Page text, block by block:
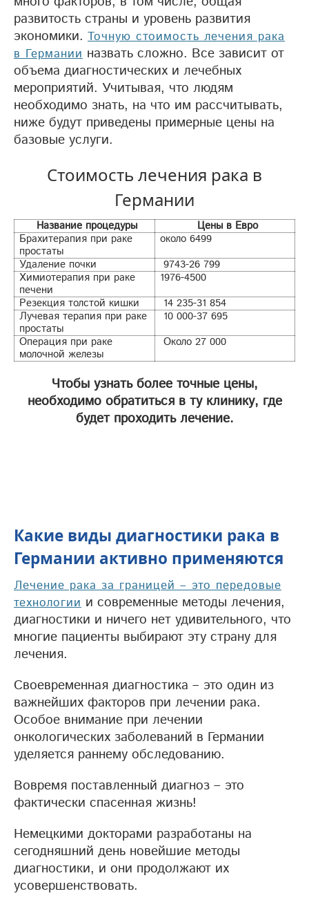
развитость страны и уровень развития
экономики. Точную стоимость лечения рака
в Германии назвать сложно. Все зависит от
объема диагностических и лечебных
мероприятий. Учитывая, что людям
необходимо знать, на что им рассчитывать,
ниже будут приведены примерные цены на
базовые услуги.
Стоимость лечения рака в
Германии
Название процедуры
Цены в Евро
Брахитерапия при раке
простаты
около 6499
Удаление почки
9743-26 799
Химиотерапия при раке
печени
1976-4500
Резекция толстой кишки
14 235-31 854
Лучевая терапия при раке
простаты
10 000-37 695
Операция при раке
молочной железы
Около 27 000
Чтобы узнать более точные цены,
необходимо обратиться в ту клинику, где
будет проходить лечение.
Какие виды диагностики рака в
Германии активно применяются
Лечение рака за границей – это передовые
технологии и современные методы лечения,
диагностики и ничего нет удивительного, что
многие пациенты выбирают эту страну для
лечения.
Своевременная диагностика – это один из
важнейших факторов при лечении рака.
Особое внимание при лечении
онкологических заболеваний в Германии
уделяется раннему обследованию.
Вовремя поставленный диагноз – это
фактически спасенная жизнь!
Немецкими докторами разработаны на
сегодняшний день новейшие методы
диагностики, и они продолжают их
усовершенствовать.